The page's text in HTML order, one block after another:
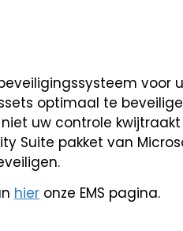
voor
optimaal te
niet uw controle
Suite pakket van
hier onze EMS pagina.